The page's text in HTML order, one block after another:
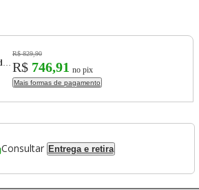
Bomba Lavadora de Limpeza para Ar Condicionado 80W Hulter - Bivolt
R$ 829,90
R$ 746,91 no pix
Mais formas de pagamento
Consultar Entrega e retira